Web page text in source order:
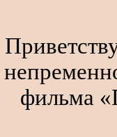
фильма